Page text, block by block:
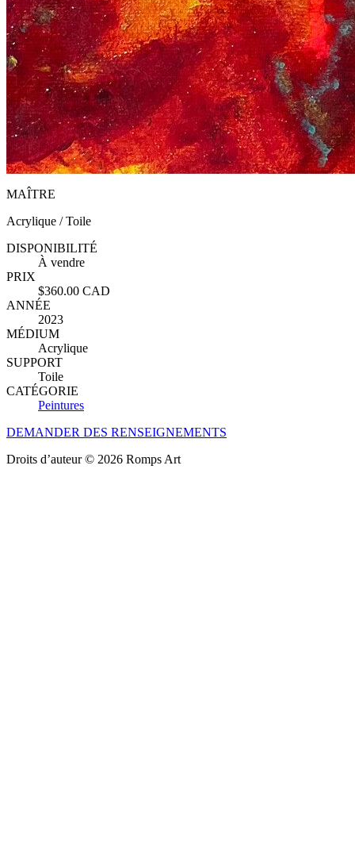
MAÎTRE
Acrylique / Toile
DISPONIBILITÉ
À vendre
PRIX
$360.00 CAD
ANNÉE
2023
MÉDIUM
Acrylique
SUPPORT
Toile
CATÉGORIE
Peintures
DEMANDER DES RENSEIGNEMENTS
Droits d’auteur © 2026 Romps Art